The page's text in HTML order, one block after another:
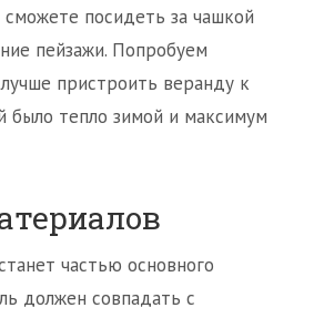
посидеть за чашкой
пейзажи. Попробуем
пристроить веранду к
было тепло зимой и максимум
частью основного
должен совпадать с